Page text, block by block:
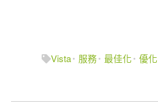
Vista 服務 最佳化 優化